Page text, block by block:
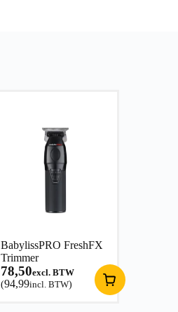
BabylissPRO FreshFX
Trimmer
78,50excl. BTW
(94,99incl. BTW)